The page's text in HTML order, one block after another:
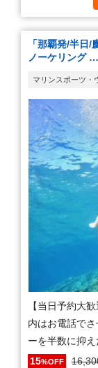
「那覇発/半日
ノーケリング …
マリンスポーツ・
シュノーケリング(
ダイビング・スキ
【当日予約大
内はお電話で
ーを半数に
15%OFF